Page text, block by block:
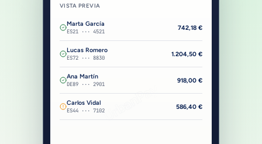
UrbanPay
VISTA PREVIA
Marta García
ES21 ··· 4521
742,18 €
Lucas Romero
ES72 ··· 8830
1.204,50 €
Ana Martín
DE89 ··· 2901
918,00 €
Carlos Vidal
ES44 ··· 7102
586,40 €